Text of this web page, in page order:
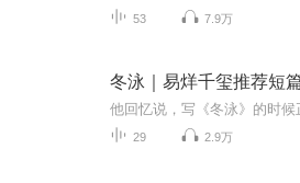
53 7.9万
冬泳｜易烊千玺推荐短
29 2.9万